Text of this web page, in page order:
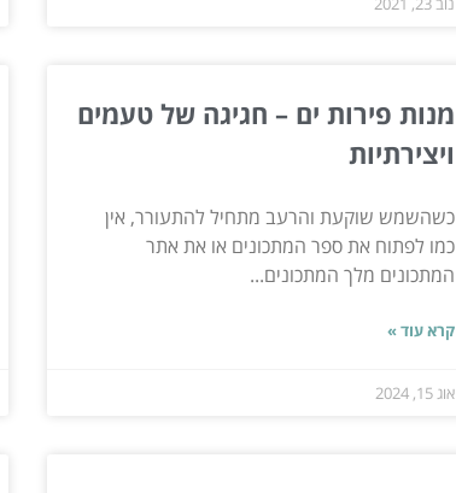
מנות פירות ים – חגיגה של טעמים
ויצירתיות
כשהשמש שוקעת והרעב מתחיל להתעורר, אין
כמו לפתוח את ספר המתכונים או את אתר
המתכונים מלך המתכונים...
קרא עוד »
אוג 15, 2024